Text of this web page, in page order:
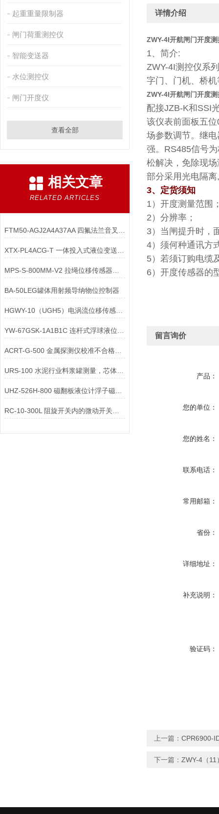
起重重量限制器
闸门荷重测控仪
智能变送器
水位测控仪
闸门开度仪
查看全部
相关文章
RELATED ARTICLES
BA-50LEG罐体用射频导纳物位控制器
HGWY-10（UGH5）电涡流位移传感器参数说明
URS-100 水泥行业料浆罐测量，芯体如何防结垢、防磨损？
UHZ-526H-800 磁翻板液位计浮子磁铁在上面还是下面
详情介绍
ZWY-4I开航闸门开度
1、简介:
ZWY-4I测控仪系
字门、门机、桥
ZWY-4I开航闸门开度
配接JZB-K和SSI
该仪表前面板五
场参数调节。继
强。RS485信号
松解决，免除现
部分采用光电隔
3、定货须知
1 ）开度测量范围
2 ）分辨率；
3）当闸提升时，
4）须何种通讯方
5）若须订购电缆
6）开度传感器的
留言询价
产品：
您的单位：
您的姓名：
联系电话：
常用邮箱：
省份：
详细地址：
补充说明：
验证码：
上一篇： CPR6900-
下一篇： ZWY-4（11